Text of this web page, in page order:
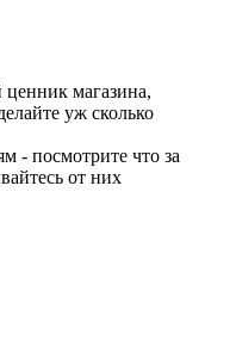
магазина,
уж сколько
- посмотрите что за
от них